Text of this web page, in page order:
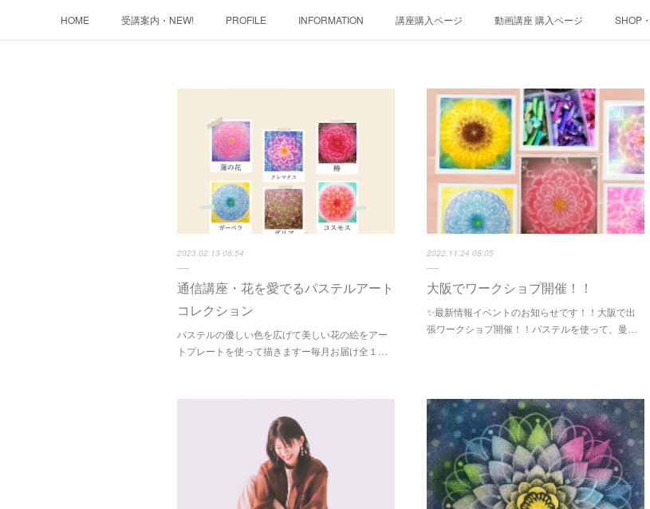
HOME 受講案内・NEW! PROFILE INFORMATION 講座購入ページ 動画講座 購入ページ SHOP
2023.02.13 08:54
通信講座・花を愛でるパステルアート
コレクション
パステルの優しい色を広げて美しい花の絵をアー
トプレートを使って描きますー毎月お届け全１…
2022.11.24 08:05
大阪でワークショプ開催！！
✨最新情報イベントのお知らせです！！大阪で出
張ワークショプ開催！！パステルを使って、曼…